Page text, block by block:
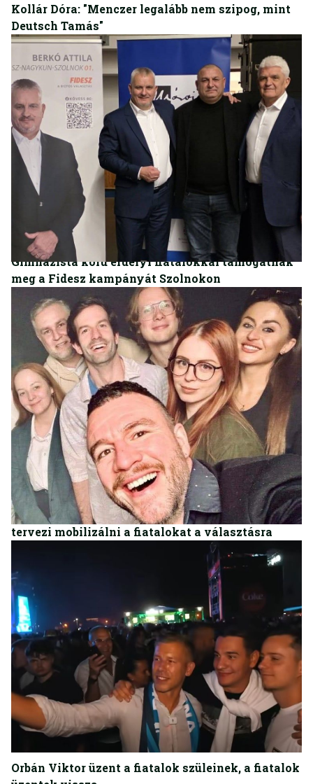
Kollár Dóra: "Menczer legalább nem szipog, mint
Deutsch Tamás"
BELFÖLD
Gimnazista korú erdélyi fiatalokkal támogatnák
meg a Fidesz kampányát Szolnokon
BELFÖLD
Fekete-Győr András influenszerek tömegével
tervezi mobilizálni a fiatalokat a választásra
Orbán Viktor üzent a fiatalok szüleinek, a fiatalok